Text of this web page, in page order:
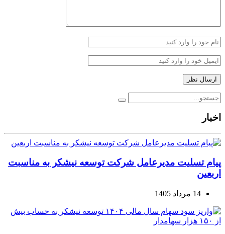
اخبار
پیام تسلیت مدیرعامل شرکت توسعه نیشکر به مناسبت
اربعین
14 مرداد 1405